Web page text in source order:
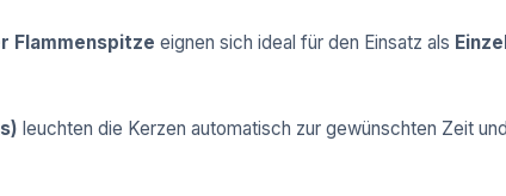
Flammenspitze eignen sich ideal für den Einsatz als
leuchten die Kerzen automatisch zur gewünschten Zeit